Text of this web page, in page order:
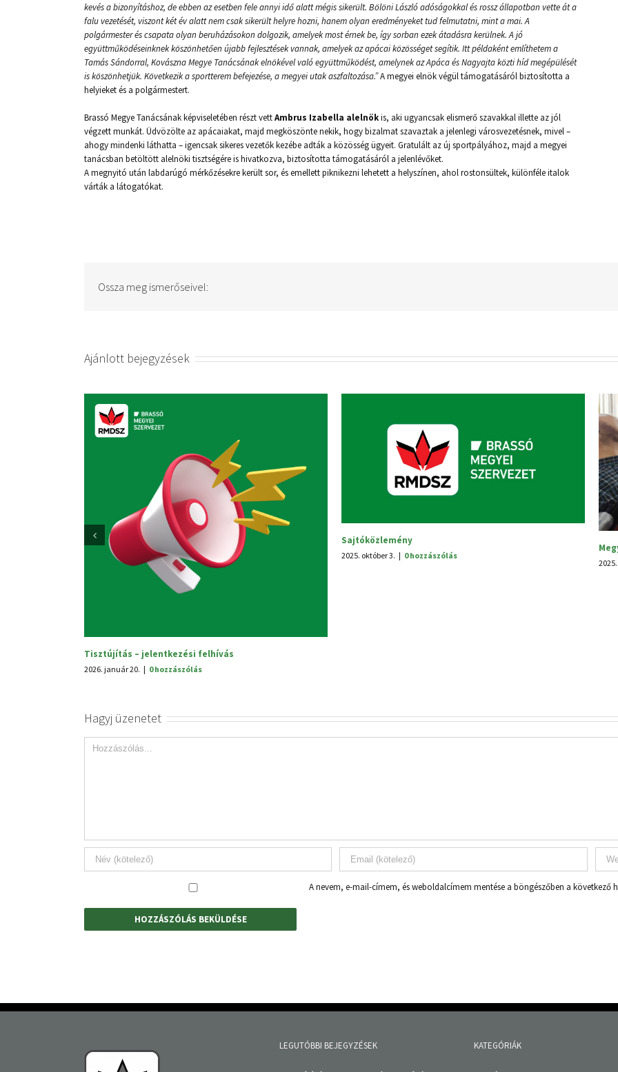
kevés a bizonyításhoz, de ebben az esetben fele annyi idő alatt mégis sikerült. Bölöni László adóságokkal és rossz állapotban vette át a
falu vezetését, viszont két év alatt nem csak sikerült helyre hozni, hanem olyan eredményeket tud felmutatni, mint a mai. A
polgármester és csapata olyan beruházásokon dolgozik, amelyek most érnek be, így sorban ezek átadásra kerülnek. A jó
együttműködéseinknek köszönhetően újabb fejlesztések vannak, amelyek az apácai közösséget segítik. Itt példaként említhetem a
Tamás Sándorral, Kovászna Megye Tanácsának elnökével való együttműködést, amelynek az Apáca és Nagyajta közti híd megépülését
is köszönhetjük. Következik a sportterem befejezése, a megyei utak aszfaltozása.”A megyei elnök végül támogatásáról biztosította a
helyieket és a polgármestert.
Brassó Megye Tanácsának képviseletében részt vettAmbrus Izabella alelnökis, aki ugyancsak elismerő szavakkal illette az jól
végzett munkát. Üdvözölte az apácaiakat, majd megköszönte nekik, hogy bizalmat szavaztak a jelenlegi városvezetésnek, mivel –
ahogy mindenki láthatta – igencsak sikeres vezetők kezébe adták a közösség ügyeit. Gratulált az új sportpályához, majd a megyei
tanácsban betöltött alelnöki tisztségére is hivatkozva, biztosította támogatásáról a jelenlévőket.
A megnyitó után labdarúgó mérkőzésekre került sor, és emellett piknikezni lehetett a helyszínen, ahol rostonsültek, különféle italok
várták a látogatókat.
Ossza meg ismerőseivel:
Ajánlott bejegyzések
Sajtóközlemény
2025. október 3. | 0 hozzászólás
Megyei tanácsülés
2025. június 30.
A nevem, e-mail-címem, és weboldalcímem mentése a böngészőben a következő
LEGUTÓBBI BEJEGYZÉSEK
Tisztújítás – jelentkezési felhívás
KATEGÓRIÁK
Család, Nők, Anya, Baba